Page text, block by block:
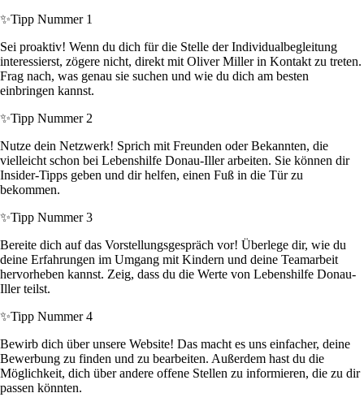
✨Tipp Nummer 1
Sei proaktiv! Wenn du dich für die Stelle der Individualbegleitung
interessierst, zögere nicht, direkt mit Oliver Miller in Kontakt zu treten.
Frag nach, was genau sie suchen und wie du dich am besten
einbringen kannst.
✨Tipp Nummer 2
Nutze dein Netzwerk! Sprich mit Freunden oder Bekannten, die
vielleicht schon bei Lebenshilfe Donau-Iller arbeiten. Sie können dir
Insider-Tipps geben und dir helfen, einen Fuß in die Tür zu
bekommen.
✨Tipp Nummer 3
Bereite dich auf das Vorstellungsgespräch vor! Überlege dir, wie du
deine Erfahrungen im Umgang mit Kindern und deine Teamarbeit
hervorheben kannst. Zeig, dass du die Werte von Lebenshilfe Donau-
Iller teilst.
✨Tipp Nummer 4
Bewirb dich über unsere Website! Das macht es uns einfacher, deine
Bewerbung zu finden und zu bearbeiten. Außerdem hast du die
Möglichkeit, dich über andere offene Stellen zu informieren, die zu dir
passen könnten.